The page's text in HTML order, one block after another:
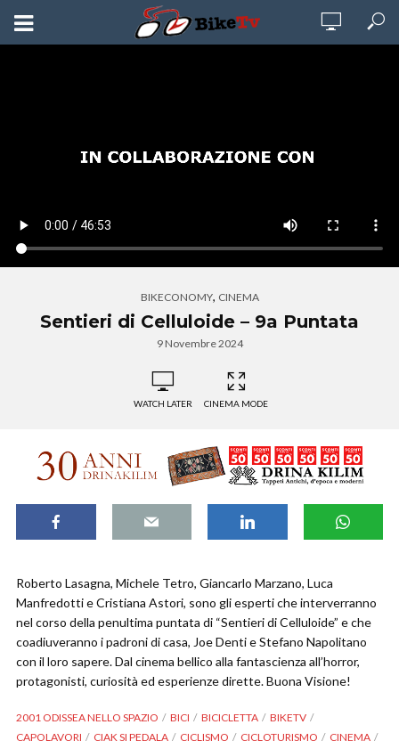
BIKECONOMY, CINEMA
Sentieri di Celluloide – 9a Puntata
9 Novembre 2024
WATCH LATER CINEMA MODE
Roberto Lasagna, Michele Tetro, Giancarlo Marzano, Luca
Manfredotti e Cristiana Astori, sono gli esperti che interverranno
nel corso della penultima puntata di “Sentieri di Celluloide” e che
coadiuveranno i padroni di casa, Joe Denti e Stefano Napolitano
con il loro sapere. Dal cinema bellico alla fantascienza all’horror,
protagonisti, curiosità ed esperienze dirette. Buona Visione!
2001 ODISSEA NELLO SPAZIO BICI BICICLETTA
BIKETV
CAPOLAVORI
CIAK SI PEDALA CICLISMO CICLOTURISMO
CINEMA